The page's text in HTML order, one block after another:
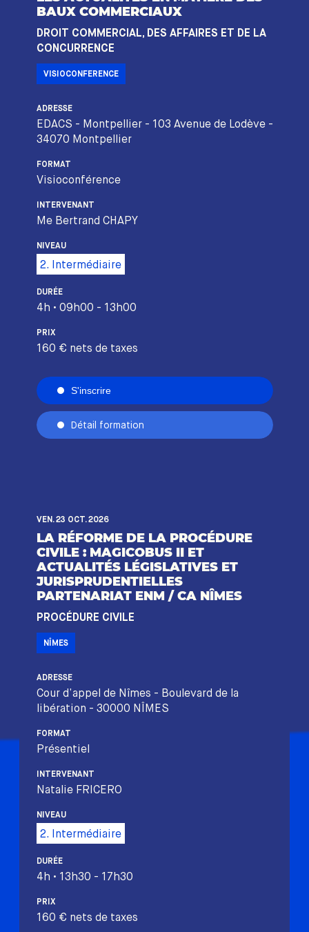
BAUX COMMERCIAUX
DROIT COMMERCIAL, DES AFFAIRES ET DE LA
CONCURRENCE
VISIOCONFERENCE
ADRESSE
EDACS - Montpellier - 103 Avenue de Lodève -
34070 Montpellier
FORMAT
Visioconférence
INTERVENANT
Me Bertrand CHAPY
NIVEAU
2. Intermédiaire
DURÉE
4h • 09h00 - 13h00
PRIX
160 € nets de taxes
S'inscrire
Détail formation
VEN. 23 OCT. 2026
LA RÉFORME DE LA PROCÉDURE
CIVILE : MAGICOBUS II ET
ACTUALITÉS LÉGISLATIVES ET
JURISPRUDENTIELLES
PARTENARIAT ENM / CA NÎMES
PROCÉDURE CIVILE
NÎMES
ADRESSE
Cour d’appel de Nîmes - Boulevard de la
libération - 30000 NÎMES
FORMAT
Présentiel
INTERVENANT
Natalie FRICERO
NIVEAU
2. Intermédiaire
DURÉE
4h • 13h30 - 17h30
PRIX
160 € nets de taxes